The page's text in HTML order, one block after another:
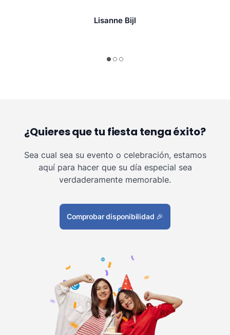
Lisanne Bijl
¿Quieres que tu fiesta tenga éxito?
Sea cual sea su evento o celebración, estamos
aquí para hacer que su día especial sea
verdaderamente memorable.
Comprobar disponibilidad 🎉